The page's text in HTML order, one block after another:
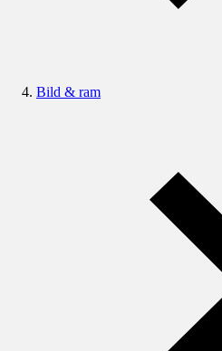
Bild & ram